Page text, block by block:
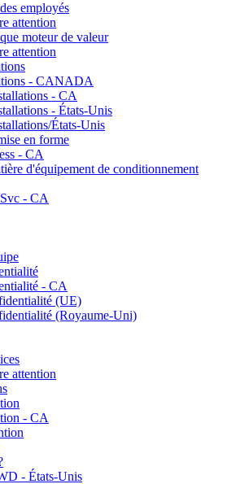
employés
attention
moteur de valeur
attention
- CANADA
- CA
- États-Unis
États-Unis
en forme
- CA
d'équipement de conditionnement
- CA
- CA
(UE)
(Royaume-Uni)
attention
- CA
- États-Unis